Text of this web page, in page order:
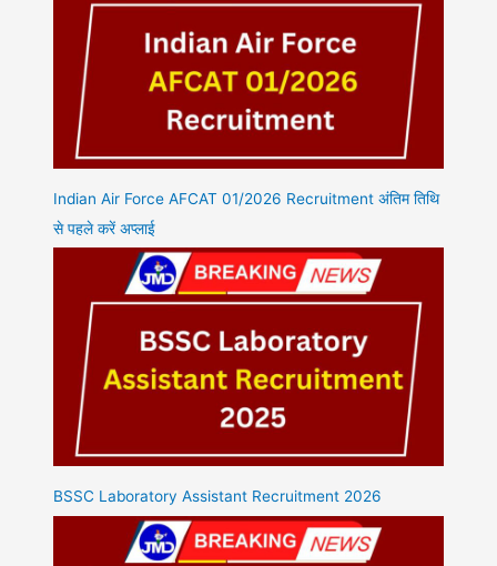
Indian Air Force AFCAT 01/2026 Recruitment अंतिम तिथि
से पहले करें अप्लाई
BSSC Laboratory Assistant Recruitment 2026